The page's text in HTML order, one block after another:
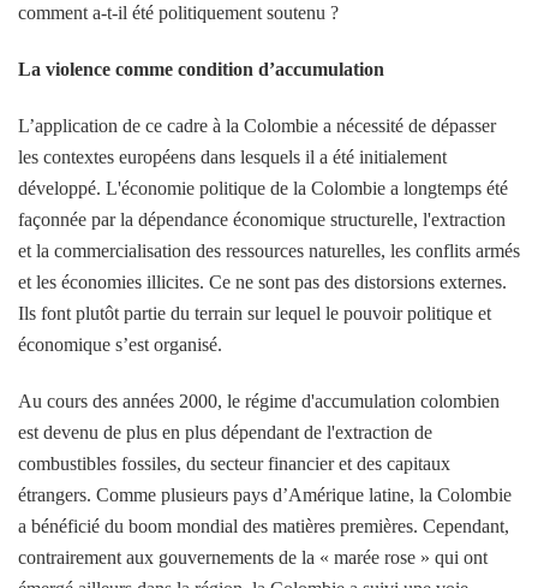
comment a-t-il été politiquement soutenu ?
La violence comme condition d’accumulation
L’application de ce cadre à la Colombie a nécessité de dépasser
les contextes européens dans lesquels il a été initialement
développé. L'économie politique de la Colombie a longtemps été
façonnée par la dépendance économique structurelle, l'extraction
et la commercialisation des ressources naturelles, les conflits armés
et les économies illicites. Ce ne sont pas des distorsions externes.
Ils font plutôt partie du terrain sur lequel le pouvoir politique et
économique s’est organisé.
Au cours des années 2000, le régime d'accumulation colombien
est devenu de plus en plus dépendant de l'extraction de
combustibles fossiles, du secteur financier et des capitaux
étrangers. Comme plusieurs pays d’Amérique latine, la Colombie
a bénéficié du boom mondial des matières premières. Cependant,
contrairement aux gouvernements de la « marée rose » qui ont